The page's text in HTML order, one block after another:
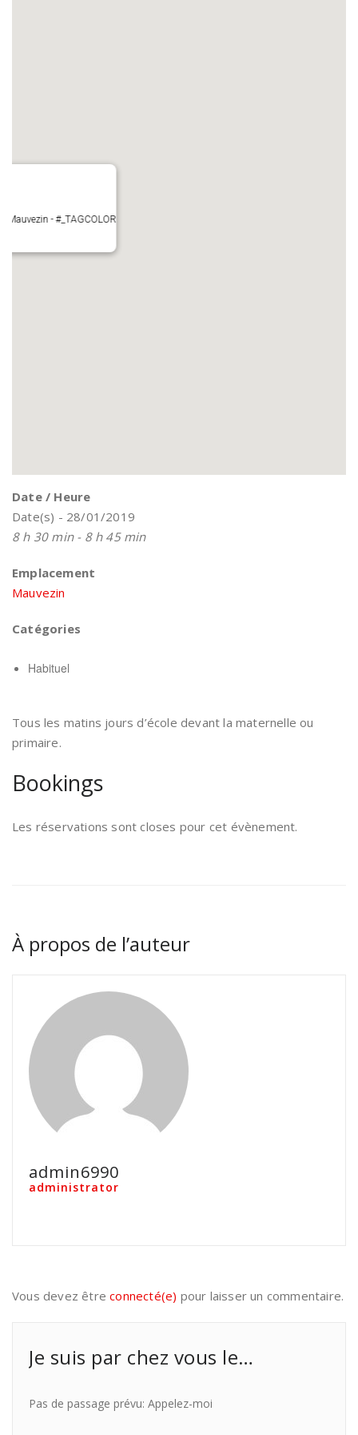
Mauvezin - #_TAGCOLOR
Date / Heure
Date(s) - 28/01/2019
8 h 30 min - 8 h 45 min
Emplacement
Mauvezin
Catégories
Habituel
Tous les matins jours d’école devant la maternelle ou
primaire.
Bookings
Les réservations sont closes pour cet évènement.
À propos de l’auteur
admin6990
administrator
Vous devez êtreconnecté(e) pour laisser un commentaire.
Je suis par chez vous le…
Pas de passage prévu: Appelez-moi